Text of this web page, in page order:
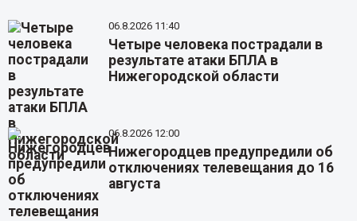
06.8.2026 11:40
Четыре человека пострадали в
результате атаки БПЛА в
Нижегородской области
06.8.2026 12:00
Нижегородцев предупредили об
отключениях телевещания до 16
августа